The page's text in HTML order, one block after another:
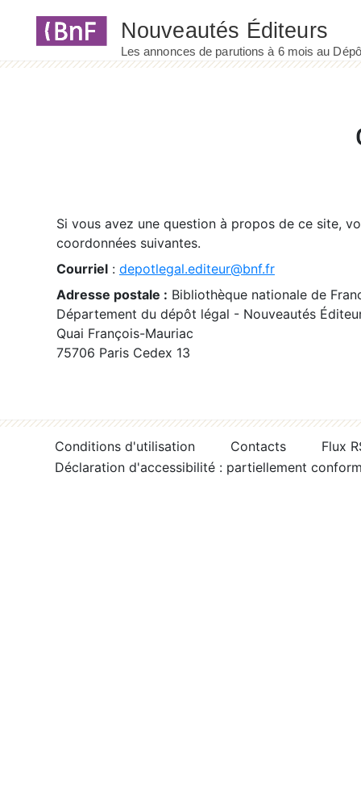
Si vous avez une question à propos de ce site,
coordonnées suivantes.
Courriel : depotlegal.editeur@bnf.fr
Adresse postale : Bibliothèque nationale de
Département du dépôt légal - Nouveautés
Quai François-Mauriac
75706 Paris Cedex 13
Conditions d'utilisation Contacts
Flux
Déclaration d'accessibilité : partiellement